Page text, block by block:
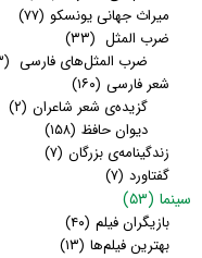
میراث جهانی یونسکو (۷۷)
ضرب المثل (۳۳)
ضرب المثل‌های فارسی (۳۳)
شعر فارسی (۱۶۰)
گزیده‌ی شعر شاعران (۲)
دیوان حافظ (۱۵۸)
زندگینامه‌ی بزرگان (۷)
گفتاورد (۷)
سینما (۵۳)
بازیگران فیلم (۴۰)
بهترین فیلم‌ها (۱۳)